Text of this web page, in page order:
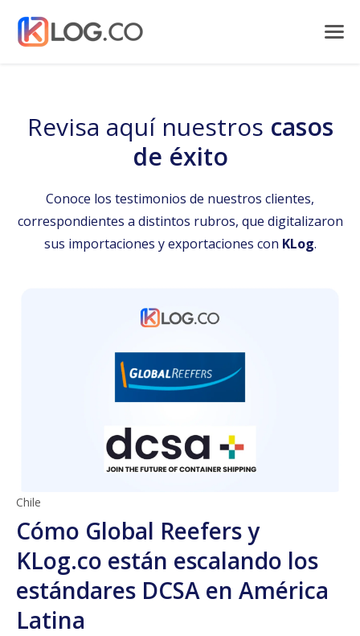
Revisa aquí nuestros casos
de éxito
Conoce los testimonios de nuestros clientes,
correspondientes a distintos rubros, que digitalizaron
sus importaciones y exportaciones con KLog.
Chile
Cómo Global Reefers y
KLog.co están escalando los
estándares DCSA en América
Latina